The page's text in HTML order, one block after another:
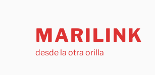
MARILINK
desde la otra orilla